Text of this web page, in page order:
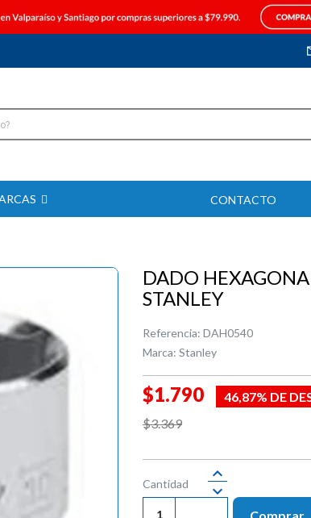
CONTACTO
DADO
STANLEY
Referencia: DAH0540
Marca: Stanley
$1.790
46,87% DE
$3.369
Cantidad